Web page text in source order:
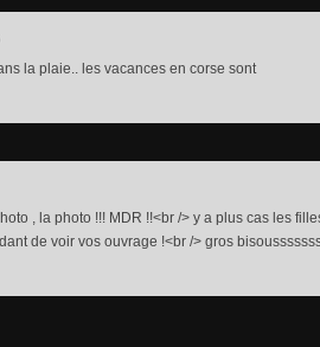
la plaie.. les vacances en corse sont
, la photo !!! MDR !!<br /> y a plus cas les
de voir vos ouvrage !<br /> gros